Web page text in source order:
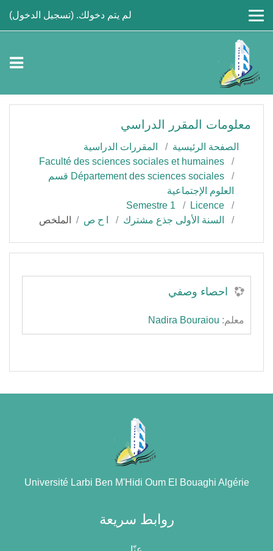
لم يتم دخولك. (تسجيل الدخول)
معلومات المقرر الدراسي
الصفحة الرئيسية
المقررات الدراسية
Faculté des sciences sociales et humaines
Département des sciences sociales قسم
العلوم الإجتماعية
Licence
Semestre 1
السنة الأولى جذع مشترك
ا ح ص الملخص
احصاء وصفي
معلم: Nadira Bouraiou
Université Larbi Ben M'Hidi Oum El Bouaghi Algérie
روابط سريعة